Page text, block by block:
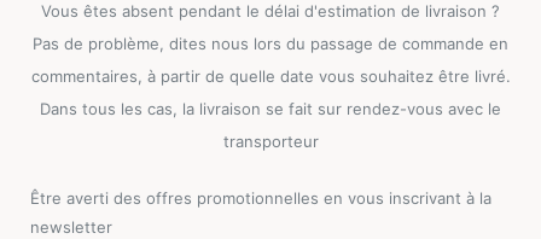
Vous êtes absent pendant le délai d'estimation de livraison ?
Pas de problème, dites nous lors du passage de commande en
commentaires, à partir de quelle date vous souhaitez être livré.
Dans tous les cas, la livraison se fait sur rendez-vous avec le
transporteur
Être averti des offres promotionnelles en vous inscrivant à la
newsletter